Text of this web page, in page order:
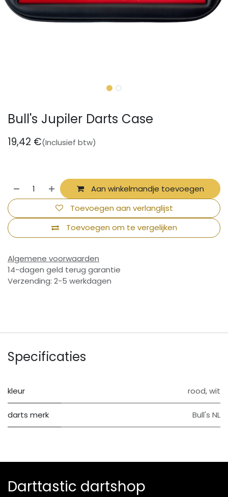
Bull's Jupiler Darts Case
19,42 €(Inclusief btw)
Aan winkelmandje toevoegen
Toevoegen om te vergelijken
Toevoegen aan verlanglijst
Algemene voorwaarden
14-dagen geld terug garantie
Verzending: 2-5 werkdagen
Specificaties
kleur rood,wit
darts merk Bull's NL
Darttastic dartshop